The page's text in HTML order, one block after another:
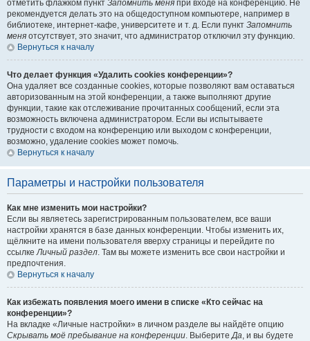
отметить флажком пункт Запомнить меня при входе на конференцию. Не
рекомендуется делать это на общедоступном компьютере, например в
библиотеке, интернет-кафе, университете и т. д. Если пункт Запомнить
меня отсутствует, это значит, что администратор отключил эту функцию.
Вернуться к началу
Что делает функция «Удалить cookies конференции»?
Она удаляет все созданные cookies, которые позволяют вам оставаться
авторизованным на этой конференции, а также выполняют другие
функции, такие как отслеживание прочитанных сообщений, если эта
возможность включена администратором. Если вы испытываете
трудности с входом на конференцию или выходом с конференции,
возможно, удаление cookies может помочь.
Вернуться к началу
Параметры и настройки пользователя
Как мне изменить мои настройки?
Если вы являетесь зарегистрированным пользователем, все ваши
настройки хранятся в базе данных конференции. Чтобы изменить их,
щёлкните на имени пользователя вверху страницы и перейдите по
ссылкеЛичный раздел. Там вы можете изменить все свои настройки и
предпочтения.
Вернуться к началу
Как избежать появления моего имени в списке «Кто сейчас на
конференции»?
На вкладке «Личные настройки» в личном разделе вы найдёте опцию
Скрывать моё пребывание на конференции. ВыберитеДа, и вы будете